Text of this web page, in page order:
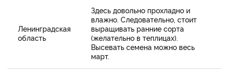
Ленинградская
область
Здесь довольно прохладно и
влажно. Следовательно, стоит
выращивать ранние сорта
(желательно в теплицах).
Высевать семена можно весь
март.